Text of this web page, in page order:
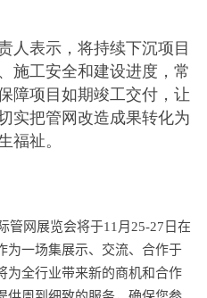
表示，将持续下沉项目
施工安全和建设进度，常
障项目如期竣工交付，让
实把管网改造成果转化为
祉。
管网展览会将于11月25-27日在
为一场集展示、交流、合作于
为全行业带来新的商机和合作